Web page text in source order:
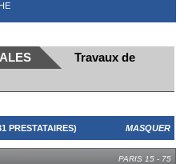
Travaux de
PRESTATAIRES) MASQUER
PARIS 15 - 75